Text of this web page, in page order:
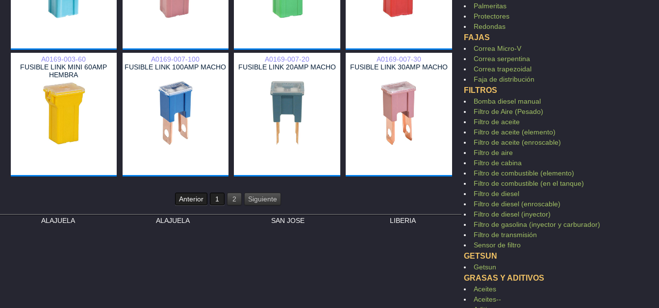
Palmeritas
Protectores
Redondas
FAJAS
Correa Micro-V
Correa serpentina
Correa trapezoidal
Faja de distribución
FILTROS
Bomba diesel manual
Filtro de Aire (Pesado)
Filtro de aceite
Filtro de aceite (elemento)
Filtro de aceite (enroscable)
Filtro de aire
Filtro de cabina
Filtro de combustible (elemento)
Filtro de combustible (en el tanque)
Filtro de diesel
Filtro de diesel (enroscable)
Filtro de diesel (inyector)
Filtro de gasolina (inyector y carburador)
Filtro de transmisión
Sensor de filtro
GETSUN
Getsun
GRASAS Y ADITIVOS
Aceites
Aceites--
A0169-003-60
FUSIBLE LINK MINI 60AMP
HEMBRA
A0169-007-100
FUSIBLE LINK 100AMP MACHO
A0169-007-20
FUSIBLE LINK 20AMP MACHO
A0169-007-30
FUSIBLE LINK 30AMP MACHO
Anterior 1 2 Siguiente
ALAJUELA ALAJUELA SAN JOSE LIBERIA